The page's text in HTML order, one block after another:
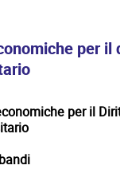
per il
per il